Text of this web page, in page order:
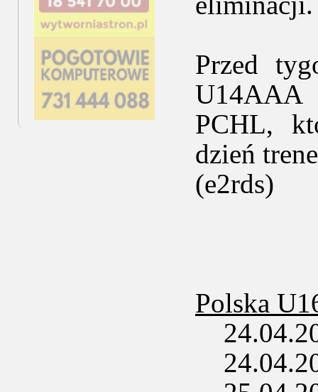
Przed
U14AAA
PCHL,
dzień
(e2rds)
Polska